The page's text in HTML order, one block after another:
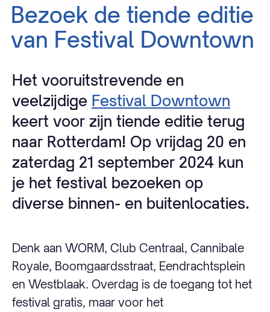
Bezoek de tiende editie
van Festival Downtown
Het vooruitstrevende en
veelzijdige Festival Downtown
keert voor zijn tiende editie terug
naar Rotterdam! Op vrijdag 20 en
zaterdag 21 september 2024 kun
je het festival bezoeken op
diverse binnen- en buitenlocaties.
Denk aan WORM, Club Centraal, Cannibale
Royale, Boomgaardsstraat, Eendrachtsplein
en Westblaak. Overdag is de toegang tot het
festival gratis, maar voor het